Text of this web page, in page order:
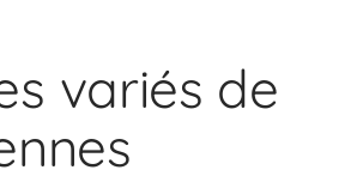
variés de